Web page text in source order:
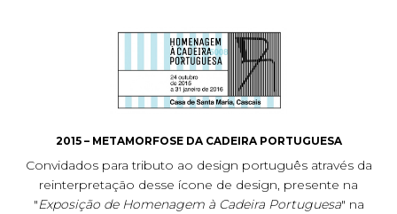
2015 – METAMORFOSE DA CADEIRA PORTUGUESA
Convidados para tributo ao design português através da
reinterpretação desse ícone de design, presente na
"Exposição de Homenagem à Cadeira Portuguesa" na